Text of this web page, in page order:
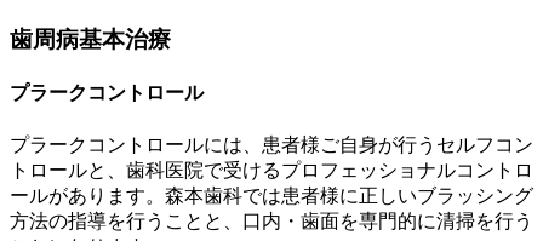
歯周病基本治療
プラークコントロール
プラークコントロールには、患者様ご自身が行うセルフコン
トロールと、歯科医院で受けるプロフェッショナルコントロ
ールがあります。森本歯科では患者様に正しいブラッシング
方法の指導を行うことと、口内・歯面を専門的に清掃を行う